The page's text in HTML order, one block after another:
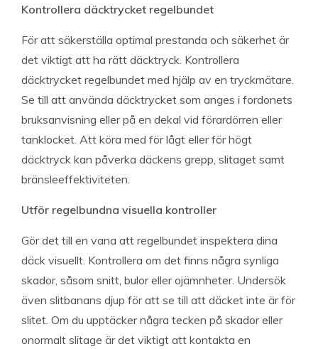
Kontrollera däcktrycket regelbundet
För att säkerställa optimal prestanda och säkerhet är
det viktigt att ha rätt däcktryck. Kontrollera
däcktrycket regelbundet med hjälp av en tryckmätare.
Se till att använda däcktrycket som anges i fordonets
bruksanvisning eller på en dekal vid förardörren eller
tanklocket. Att köra med för lågt eller för högt
däcktryck kan påverka däckens grepp, slitaget samt
bränsleeffektiviteten.
Utför regelbundna visuella kontroller
Gör det till en vana att regelbundet inspektera dina
däck visuellt. Kontrollera om det finns några synliga
skador, såsom snitt, bulor eller ojämnheter. Undersök
även slitbanans djup för att se till att däcket inte är för
slitet. Om du upptäcker några tecken på skador eller
onormalt slitage är det viktigt att kontakta en